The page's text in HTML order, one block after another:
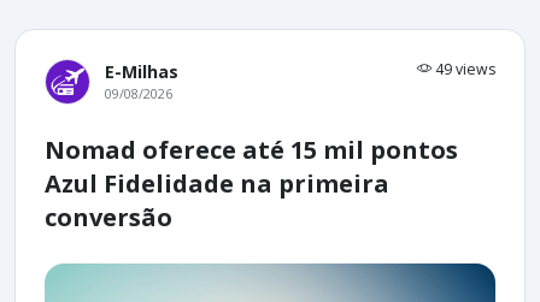
E-Milhas 49 views
09/08/2026
Nomad oferece até 15 mil pontos
Azul Fidelidade na primeira
conversão